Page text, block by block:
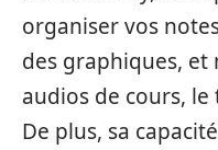
organiser vos
des graphiques,
audios de cours,
De plus, sa